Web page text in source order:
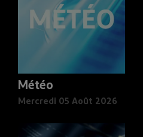
Météo
Mercredi 05 Août 2026